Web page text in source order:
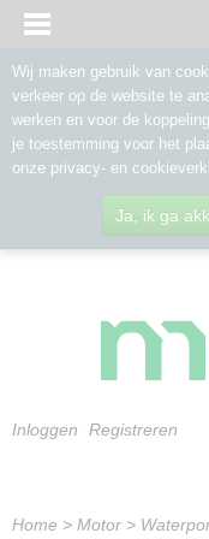
Inloggen Registreren
Home > Motor >
Wij maken gebruik van
verkeer op de website te
werken en voor de
je toestemming voor het
onze privacy- en
Ja, ik ga